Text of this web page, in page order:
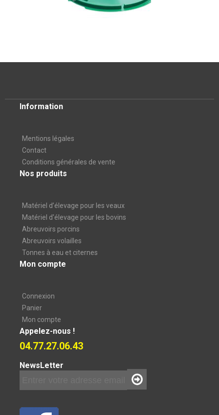
Information
Mentions légales
Contact
Conditions générales de vente
Nos produits
Matériel d’élevage pour les veaux
Matériel d'élevage pour les bovins
Abreuvoirs porcins
Abreuvoirs volailles
Tonnes à eau et citernes
Mon compte
Connexion
Panier
Mon compte
Appelez-nous !
04.77.27.06.43
NewsLetter